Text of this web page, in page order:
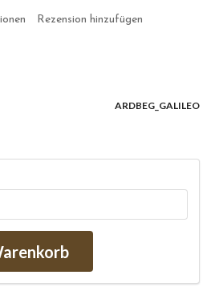
Rezension hinzufügen
ARDBEG_GALILEO